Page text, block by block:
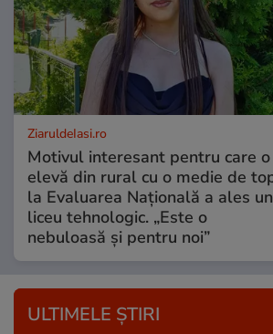
ZiaruldeIasi.ro
Motivul interesant pentru care o
elevă din rural cu o medie de
la Evaluarea Națională a ales un
liceu tehnologic. „Este o
nebuloasă și pentru noi”
ULTIMELE ȘTIRI